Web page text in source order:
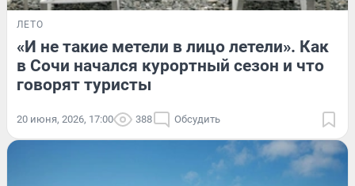
ЛЕТО
«И не такие метели в лицо летели». Как
в Сочи начался курортный сезон и что
говорят туристы
20 июня, 2026, 17:00 388 Обсудить